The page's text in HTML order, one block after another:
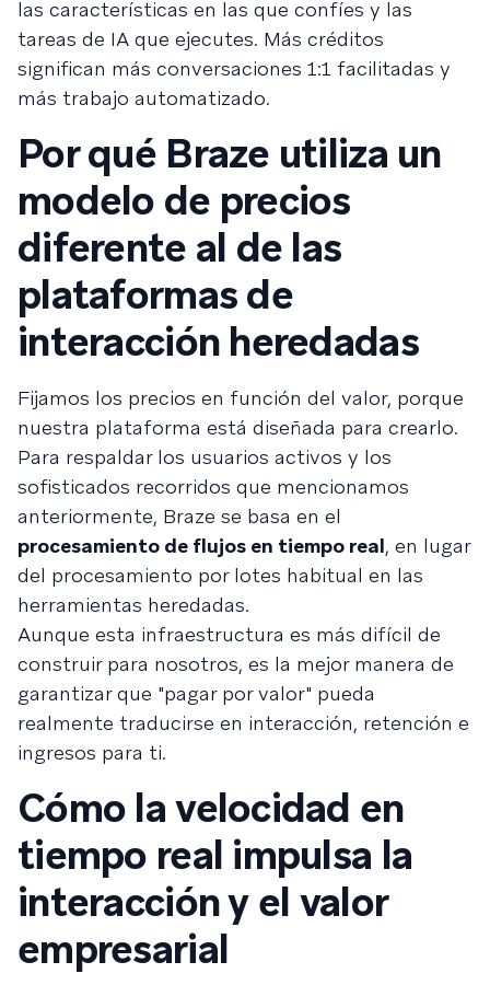
las características en las que confíes y las
tareas de IA que ejecutes. Más créditos
significan más conversaciones 1:1 facilitadas y
más trabajo automatizado.
Por qué Braze utiliza un
modelo de precios
diferente al de las
plataformas de
interacción heredadas
Fijamos los precios en función del valor, porque
nuestra plataforma está diseñada para crearlo.
Para respaldar los usuarios activos y los
sofisticados recorridos que mencionamos
anteriormente, Braze se basa en el
procesamiento de flujos en tiempo real, en lugar
del procesamiento por lotes habitual en las
herramientas heredadas.
Aunque esta infraestructura es más difícil de
construir para nosotros, es la mejor manera de
garantizar que "pagar por valor" pueda
realmente traducirse en interacción, retención e
ingresos para ti.
Cómo la velocidad en
tiempo real impulsa la
interacción y el valor
empresarial